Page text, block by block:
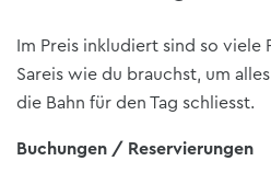
Im Preis inkludiert sind so viele
Sareis wie du brauchst, um
die Bahn für den Tag schliesst.
Buchungen / Reservierungen